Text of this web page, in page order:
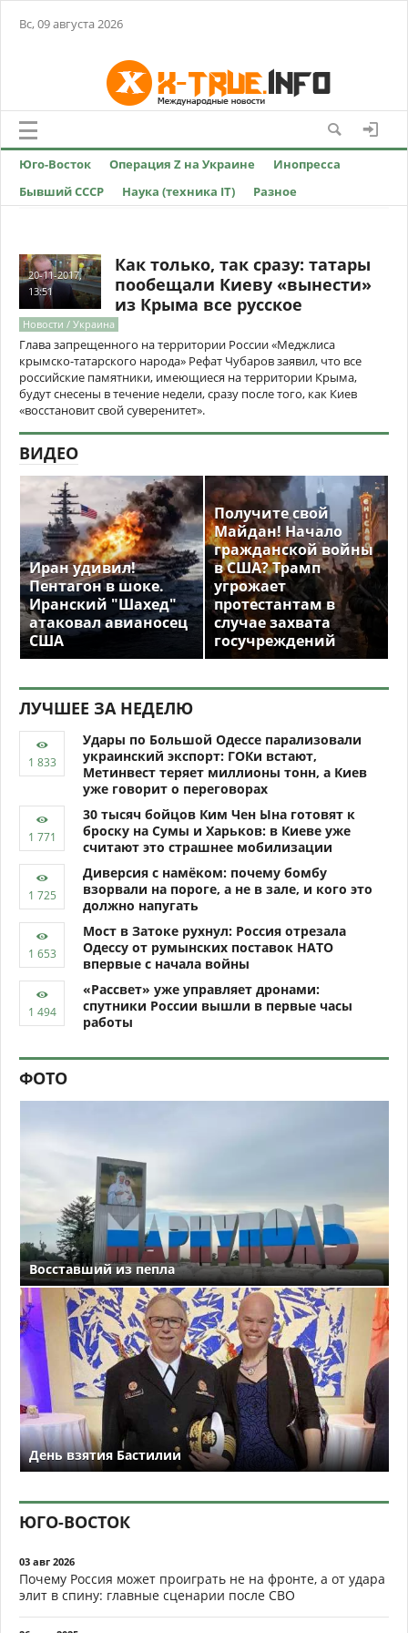
Вс, 09 августа 2026
Юго-Восток Операция Z на Украине
Инопресса
Бывший СССР
Наука (техника IT) Разное
20-11-2017,
13:51
Как только, так сразу: татары
пообещали Киеву «вынести»
из Крыма все русское
Новости / Украина
Глава запрещенного на территории России «Меджлиса
крымско-татарского народа» Рефат Чубаров заявил, что все
российские памятники, имеющиеся на территории Крыма,
будут снесены в течение недели, сразу после того, как Киев
«восстановит свой суверенитет».
ВИДЕО
Иран удивил!
Пентагон в шоке.
Иранский "Шахед"
атаковал авианосец
США
Получите свой
Майдан! Начало
гражданской войны
в США? Трамп
угрожает
протестантам в
случае захвата
госучреждений
ЛУЧШЕЕ ЗА НЕДЕЛЮ
Удары по Большой Одессе парализовали
украинский экспорт: ГОКи встают,
Метинвест теряет миллионы тонн, а Киев
уже говорит о переговорах
30 тысяч бойцов Ким Чен Ына готовят к
броску на Сумы и Харьков: в Киеве уже
считают это страшнее мобилизации
Диверсия с намёком: почему бомбу
взорвали на пороге, а не в зале, и кого это
должно напугать
Мост в Затоке рухнул: Россия отрезала
Одессу от румынских поставок НАТО
впервые с начала войны
«Рассвет» уже управляет дронами:
спутники России вышли в первые часы
работы
ФОТО
Восставший из пепла
День взятия Бастилии
ЮГО-ВОСТОК
03 авг 2026
Почему Россия может проиграть не на фронте, а от удара
элит в спину: главные сценарии после СВО